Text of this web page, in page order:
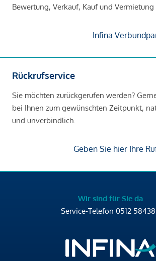
Bewertung, Verkauf, Kauf und Vermietung
Infina
Rückrufservice
Sie möchten zurückgerufen werden?
bei Ihnen zum gewünschten Zeitpunkt,
und unverbindlich.
Geben Sie hier Ihre
Wir sind für Sie da
Service-Telefon 0512